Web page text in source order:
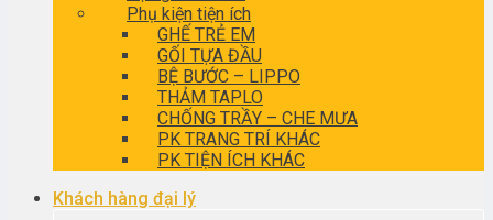
Phụ kiện tiện ích
GHẾ TRẺ EM
GỐI TỰA ĐẦU
BỆ BƯỚC – LIPPO
THẢM TAPLO
CHỐNG TRẦY – CHE MƯA
PK TRANG TRÍ KHÁC
PK TIỆN ÍCH KHÁC
Khách hàng đại lý